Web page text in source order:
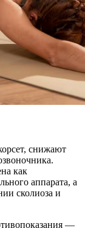
снижают
как
аппарата, а
сколиоза и
—